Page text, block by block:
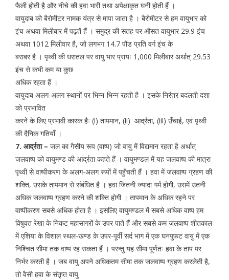
फैली होती है और नीचे की हवा भारी तथा अपेक्षाकृत घनी होती हैं ।
वायुदाब को बैरोमीटर नामक यंत्र से मापा जाता है । बैरोमीटर से हम वायुभार को
इंच अथवा मिलीबार में पढ़तें हैं । समुद्र की सतह पर औसत वायुभार 29.9 इंच
अथवा 1012 मिलीवार है, जो लगभग 14.7 पौंड प्रति वर्ग इंच के
बराबर है । पृथ्वी की धरातल पर वायु भार प्रायः 1,000 मिलीबार अर्थात् 29.53
इंच से कभी कम या कुछ
अधिक रहता हैं ।
वायुदाब अलग-अलग स्थानों पर भिन्न-भिन्न रहती है । इसके निरंतर बदलती दशा
को प्रभावित
करने के लिए प्रभावी कारक हैः (i) तापमान, (ii) आर्द्रता, (iii) उँचाई, एवं पृथ्वी
की दैनिक गतियाँ ।
7. आर्द्रता – जल का गैसीय रूप (वाष्प) जो वायु में विद्यमान रहता है अर्थात्
जलवाष्प को वायुमण्ड की आर्द्रता कहते हैं । वायुमण्डल में यह जलवाष्प की मात्रा
पृथ्वी से वाष्पीकरण के अलग-अलग रूपों में पहुँचती हैं । हवा में जलवाष्प ग्रहण की
शक्ति, उसके तापमान से संबंधित है । हवा जितनी ज्यादा गर्म होगी, उसमें उतनी
अधिक जलवाष्प ग्रहण करने की शक्ति होगी । तापमान के अधिक रहने पर
वाष्पीकरण सबसे अधिक होता है । इसलिए वायुमण्डल में सबसे अधिक वाष्प हम
विषुवत रेखा के निकट महासागरों के उपर पाते हैं और सबसे कम जलवाष्प शीतकाल
में एशिया के विशाल स्थल-खण्ड के उपर-पूर्वी सर्द भाग में एक घनपुफट वायु में एक
निश्चित सीमा तक वाष्प रह सकता हैं । परन्तु यह सीमा पूर्णतः हवा के ताप पर
निर्भर करती है । जब वायु अपने अधिकतम सीमा तक जलवाष्प ग्रहण करलेती है,
तो वैसी हवा के संतृप्त वायु